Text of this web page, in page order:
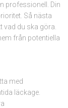
professionell. Din
Så nästa
vad du ska göra.
från potentiella
med
läckage.